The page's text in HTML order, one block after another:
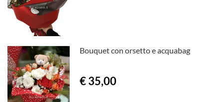
Bouquet con orsetto e acquabag
€ 35,00